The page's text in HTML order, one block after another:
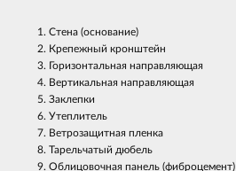
Стена (основание)
Крепежный кронштейн
Горизонтальная направляющая
Вертикальная направляющая
Заклепки
Утеплитель
Ветрозащитная пленка
Тарельчатый дюбель
Облицовочная панель (фиброцемент)